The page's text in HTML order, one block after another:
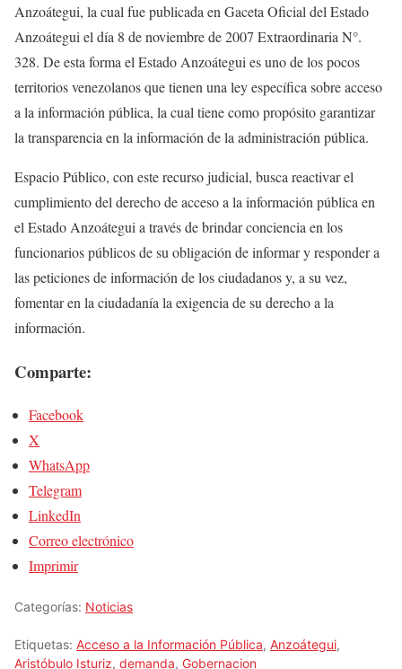
Anzoátegui, la cual fue publicada en Gaceta Oficial del Estado
Anzoátegui el día 8 de noviembre de 2007 Extraordinaria N°.
328. De esta forma el Estado Anzoátegui es uno de los pocos
territorios venezolanos que tienen una ley específica sobre acceso
a la información pública, la cual tiene como propósito garantizar
la transparencia en la información de la administración pública.
Espacio Público, con este recurso judicial, busca reactivar el
cumplimiento del derecho de acceso a la información pública en
el Estado Anzoátegui a través de brindar conciencia en los
funcionarios públicos de su obligación de informar y responder a
las peticiones de información de los ciudadanos y, a su vez,
fomentar en la ciudadanía la exigencia de su derecho a la
información.
Comparte:
Facebook
X
WhatsApp
Telegram
LinkedIn
Correo electrónico
Imprimir
Categorías: Noticias
Etiquetas: Acceso a la Información Pública, Anzoátegui,
Aristóbulo Isturiz, demanda, Gobernacion